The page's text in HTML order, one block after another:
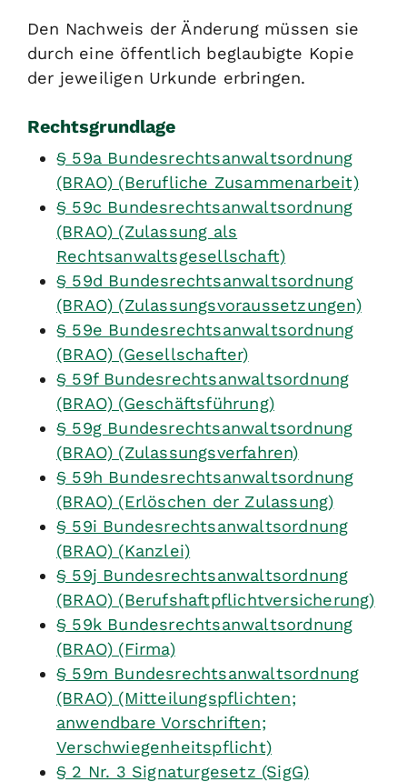
Den Nachweis der Änderung müssen sie
durch eine öffentlich beglaubigte Kopie
der jeweiligen Urkunde erbringen.
Rechtsgrundlage
§ 59a Bundesrechtsanwaltsordnung
(BRAO) (Berufliche Zusammenarbeit)
§ 59c Bundesrechtsanwaltsordnung
(BRAO) (Zulassung als
Rechtsanwaltsgesellschaft)
§ 59d Bundesrechtsanwaltsordnung
(BRAO) (Zulassungsvoraussetzungen)
§ 59e Bundesrechtsanwaltsordnung
(BRAO) (Gesellschafter)
§ 59f Bundesrechtsanwaltsordnung
(BRAO) (Geschäftsführung)
§ 59g Bundesrechtsanwaltsordnung
(BRAO) (Zulassungsverfahren)
§ 59h Bundesrechtsanwaltsordnung
(BRAO) (Erlöschen der Zulassung)
§ 59i Bundesrechtsanwaltsordnung
(BRAO) (Kanzlei)
§ 59j Bundesrechtsanwaltsordnung
(BRAO) (Berufshaftpflichtversicherung)
§ 59k Bundesrechtsanwaltsordnung
(BRAO) (Firma)
§ 59m Bundesrechtsanwaltsordnung
(BRAO) (Mitteilungspflichten;
anwendbare Vorschriften;
Verschwiegenheitspflicht)
§ 2 Nr. 3 Signaturgesetz (SigG)